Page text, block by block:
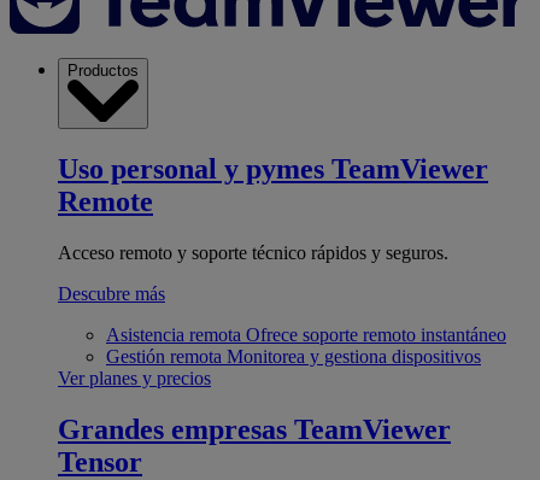
Productos
Uso personal y pymes TeamViewer
Remote
Acceso remoto y soporte técnico rápidos y seguros.
Descubre más
Asistencia remota Ofrece soporte remoto instantáneo
Gestión remota Monitorea y gestiona dispositivos
Ver planes y precios
Grandes empresas TeamViewer
Tensor